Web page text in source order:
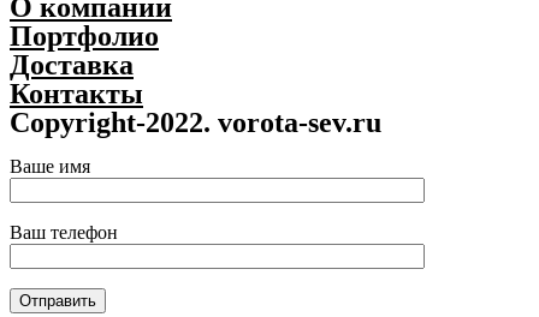
О компании
Портфолио
Доставка
Контакты
Copyright-2022. vorota-sev.ru
Ваше имя
Ваш телефон